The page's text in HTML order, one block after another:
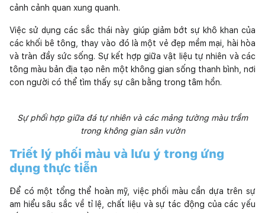
cảnh cảnh quan xung quanh.
Việc sử dụng các sắc thái này giúp giảm bớt sự khô khan của
các khối bê tông, thay vào đó là một vẻ đẹp mềm mại, hài hòa
và tràn đầy sức sống. Sự kết hợp giữa vật liệu tự nhiên và các
tông màu bản địa tạo nên một không gian sống thanh bình, nơi
con người có thể tìm thấy sự cân bằng trong tâm hồn.
Sự phối hợp giữa đá tự nhiên và các mảng tường màu trầm
trong không gian sân vườn
Triết lý phối màu và lưu ý trong ứng
dụng thực tiễn
Để có một tổng thể hoàn mỹ, việc phối màu cần dựa trên sự
am hiểu sâu sắc về tỉ lệ, chất liệu và sự tác động của các yếu